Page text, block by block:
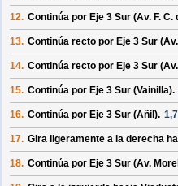
12. Continúa por Eje 3 Sur (Av. F. C.
13. Continúa recto por Eje 3 Sur
14. Continúa recto por Eje 3 Sur
15. Continúa por Eje 3 Sur (Vainilla).
16. Continúa por Eje 3 Sur (Añil).
17. Gira ligeramente a la derecha
18. Continúa por Eje 3 Sur (Av.